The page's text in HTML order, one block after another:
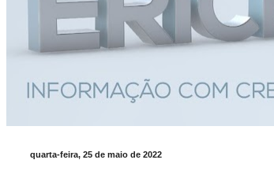
quarta-feira, 25 de maio de 2022